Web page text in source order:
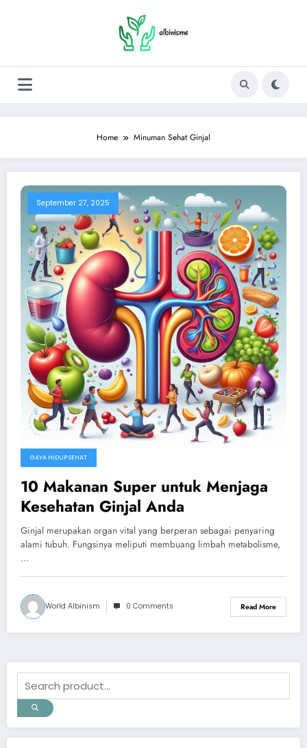
Home Minuman Sehat Ginjal
September 27, 2025
GAYA HIDUP SEHAT
10 Makanan Super untuk Menjaga
Kesehatan Ginjal Anda
Ginjal merupakan organ vital yang berperan sebagai penyaring
alami tubuh. Fungsinya meliputi membuang limbah metabolisme,
…
World Albinism 0 Comments Read More